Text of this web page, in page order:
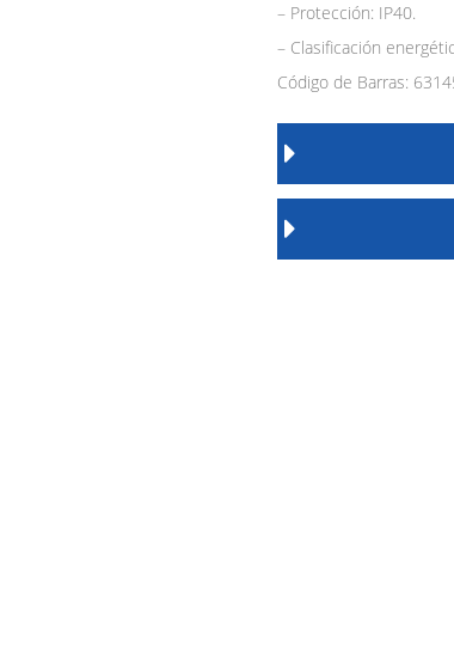
– Protección: IP40.
– Clasificación
Código de Barras: